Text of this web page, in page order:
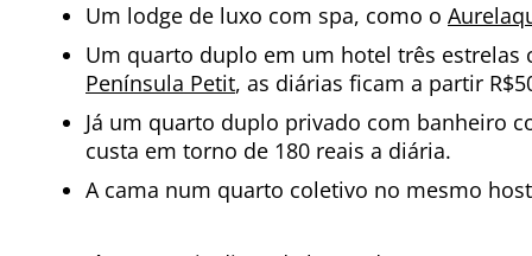
Um lodge de luxo com spa, como o
Um quarto duplo em um hotel três estrelas
Península Petit, as diárias ficam a partir
Já um quarto duplo privado com banheiro
custa em torno de 180 reais a diária.
A cama num quarto coletivo no mesmo